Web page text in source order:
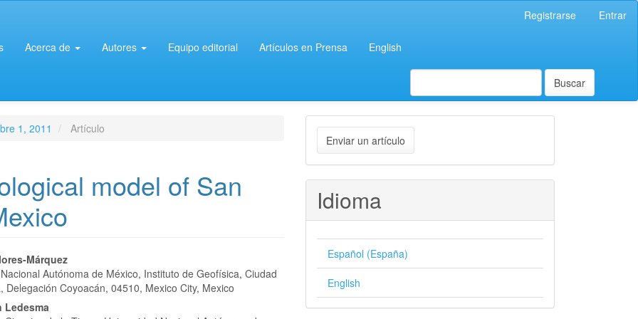
Registrarse Entrar
Acerca de Autores Equipo editorial Artículos en Prensa English
Buscar
1, 2011 Artículo
model of San
Márquez
Autónoma de México, Instituto de Geofísica, Ciudad
Delegación Coyoacán, 04510, Mexico City, Mexico
Ledesma
Enviar
un
artículo
Enviar un artículo
Idioma
Español (España)
English